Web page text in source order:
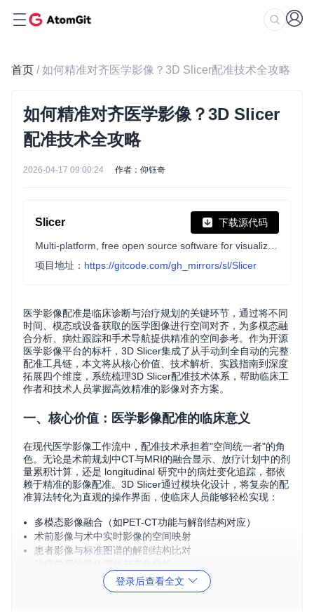
首页 / 如何精准对齐医学影像？3D Slicer配准技术全攻略
如何精准对齐医学影像？3D Slicer
配准技术全攻略
2026-04-17 09:00:24 作者：仰钰奇
Slicer 下载源代码
项目地址： https://gitcode.com/gh_mirrors/sl/Slicer
医学影像配准是临床诊断与治疗规划的关键环节，通过将不同
时间、模态或设备获取的医学图像进行空间对齐，为多模态融
合分析、病灶跟踪和手术导航提供精准的空间参考。作为开源
医学影像平台的标杆，3D Slicer集成了从手动到全自动的完整
配准工具链，本文将从核心价值、技术解析、实践指南到深度
拓展四个维度，系统梳理3D Slicer配准技术体系，帮助临床工
作者和技术人员掌握高效精准的影像对齐方案。
一、核心价值：医学影像配准的临床意义
在现代医学影像工作流中，配准技术承担着"空间统一者"的角
色。无论是术前规划中CT与MRI的融合显示、放疗计划中的剂
量累积计算，还是 longitudinal 研究中的病灶变化追踪，都依
赖于精准的影像配准。3D Slicer通过模块化设计，将复杂的配
准算法转化为直观的操作界面，使临床人员能够轻松实现：
多模态影像融合（如PET-CT功能与解剖结构对应）
术前影像与术中实时影像的空间映射
患者影像与标准图谱的解剖结构比对
治疗前后的量化评估与变化分析
登录后查看全文